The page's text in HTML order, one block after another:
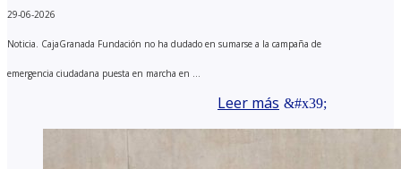
29-06-2026
Noticia. CajaGranada Fundación no ha dudado en sumarse a la campaña de
emergencia ciudadana puesta en marcha en ...
Leer más